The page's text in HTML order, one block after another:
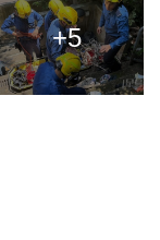
+5